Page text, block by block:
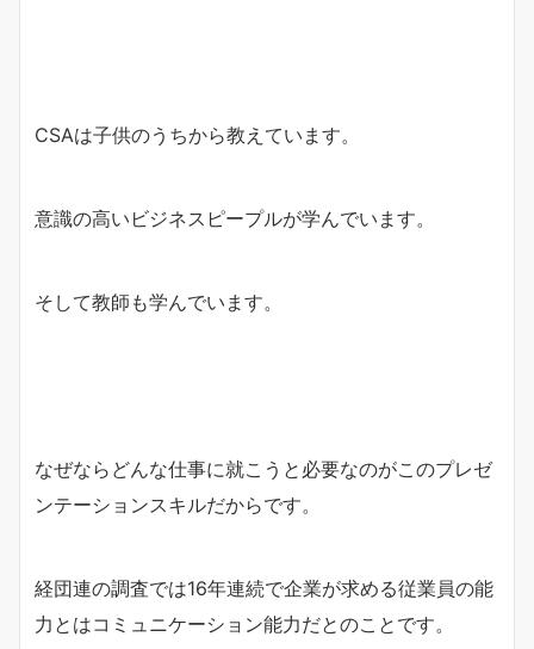
CSAは子供のうちから教えています。
意識の高いビジネスピープルが学んでいます。
そして教師も学んでいます。
なぜならどんな仕事に就こうと必要なのがこのプレゼ
ンテーションスキルだからです。
経団連の調査では16年連続で企業が求める従業員の能
力とはコミュニケーション能力だとのことです。